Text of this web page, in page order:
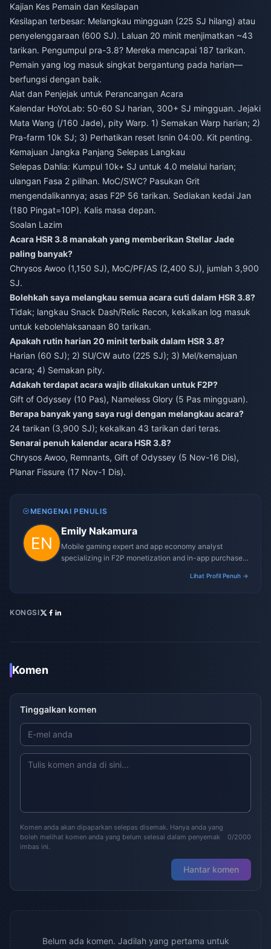
Kajian Kes Pemain dan Kesilapan
Kesilapan terbesar: Melangkau mingguan (225 SJ hilang) atau
penyelenggaraan (600 SJ). Laluan 20 minit menjimatkan ~43
tarikan. Pengumpul pra-3.8? Mereka mencapai 187 tarikan.
Pemain yang log masuk singkat bergantung pada harian—
berfungsi dengan baik.
Alat dan Penjejak untuk Perancangan Acara
Kalendar HoYoLab: 50-60 SJ harian, 300+ SJ mingguan. Jejaki
Mata Wang (/160 Jade), pity Warp. 1) Semakan Warp harian; 2)
Pra-farm 10k SJ; 3) Perhatikan reset Isnin 04:00. Kit penting.
Kemajuan Jangka Panjang Selepas Langkau
Selepas Dahlia: Kumpul 10k+ SJ untuk 4.0 melalui harian;
ulangan Fasa 2 pilihan. MoC/SWC? Pasukan Grit
mengendalikannya; asas F2P 56 tarikan. Sediakan kedai Jan
(180 Pingat=10P). Kalis masa depan.
Soalan Lazim
Acara HSR 3.8 manakah yang memberikan Stellar Jade
paling banyak?
Chrysos Awoo (1,150 SJ), MoC/PF/AS (2,400 SJ), jumlah 3,900
SJ.
Bolehkah saya melangkau semua acara cuti dalam HSR 3.8?
Tidak; langkau Snack Dash/Relic Recon, kekalkan log masuk
untuk kebolehlaksanaan 80 tarikan.
Apakah rutin harian 20 minit terbaik dalam HSR 3.8?
Harian (60 SJ); 2) SU/CW auto (225 SJ); 3) Mel/kemajuan
acara; 4) Semakan pity.
Adakah terdapat acara wajib dilakukan untuk F2P?
Gift of Odyssey (10 Pas), Nameless Glory (5 Pas mingguan).
Berapa banyak yang saya rugi dengan melangkau acara?
24 tarikan (3,900 SJ); kekalkan 43 tarikan dari teras.
Senarai penuh kalendar acara HSR 3.8?
Chrysos Awoo, Remnants, Gift of Odyssey (5 Nov-16 Dis),
Planar Fissure (17 Nov-1 Dis).
MENGENAI PENULIS
Emily Nakamura
Mobile gaming expert and app economy analyst
specializing in F2P monetization and in-app purchase
Lihat Profil Penuh →
KONGSI
Komen
Tinggalkan komen
Komen anda akan dipaparkan selepas disemak. Hanya anda yang
boleh melihat komen anda yang belum selesai dalam penyemak
imbas ini.
0/2000
Hantar komen
Belum ada komen. Jadilah yang pertama untuk